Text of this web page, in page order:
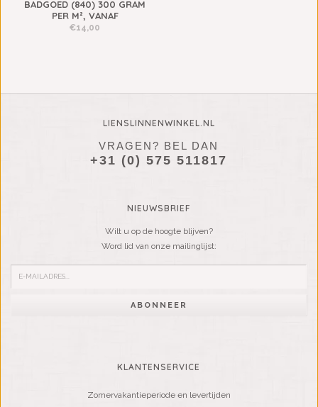
BADGOED (840) 300 GRAM
PER M², VANAF
€14,00
LIENSLINNENWINKEL.NL
VRAGEN? BEL DAN
+31 (0) 575 511817
NIEUWSBRIEF
Wilt u op de hoogte blijven?
Word lid van onze mailinglijst:
ABONNEER
KLANTENSERVICE
Zomervakantieperiode en levertijden